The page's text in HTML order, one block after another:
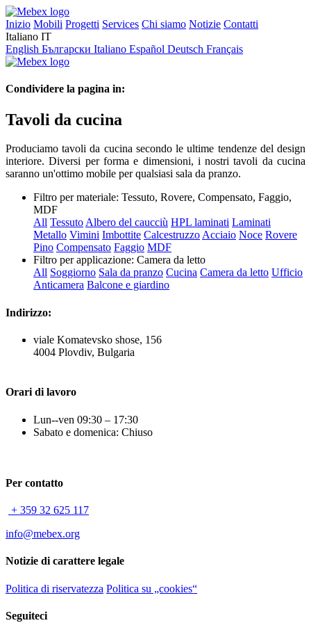
Inizio Mobili Progetti Services Chi siamo Notizie Contatti
Italiano IT
English Български Italiano Español Deutsch Français
Condividere la pagina in:
Tavoli da cucina
Produciamo tavoli da cucina secondo le ultime tendenze del design
interiore. Diversi per forma e dimensioni, i nostri tavoli da cucina
saranno un'ottimo mobile per qualsiasi sala da pranzo.
Filtro per materiale: Tessuto, Rovere, Compensato, Faggio,
MDF
All TessutoAlbero del caucciù HPL laminati Laminati
Metallo Vimini Imbottite CalcestruzzoAcciaio Noce Rovere
Pino Compensato Faggio MDF
Filtro per applicazione: Camera da letto
All Soggiorno Sala da pranzo Cucina Camera da letto Ufficio
Anticamera Balcone e giardino
Indirizzo:
viale Komatevsko shose, 156
4004 Plovdiv, Bulgaria
Orari di lavoro
Lun--ven 09:30 – 17:30
Sabato e domenica: Chiuso
Per contatto
+ 359 32 625 117
info@mebex.org
Notizie di carattere legale
Politica di riservatezza Politica su „cookies“
Seguiteci